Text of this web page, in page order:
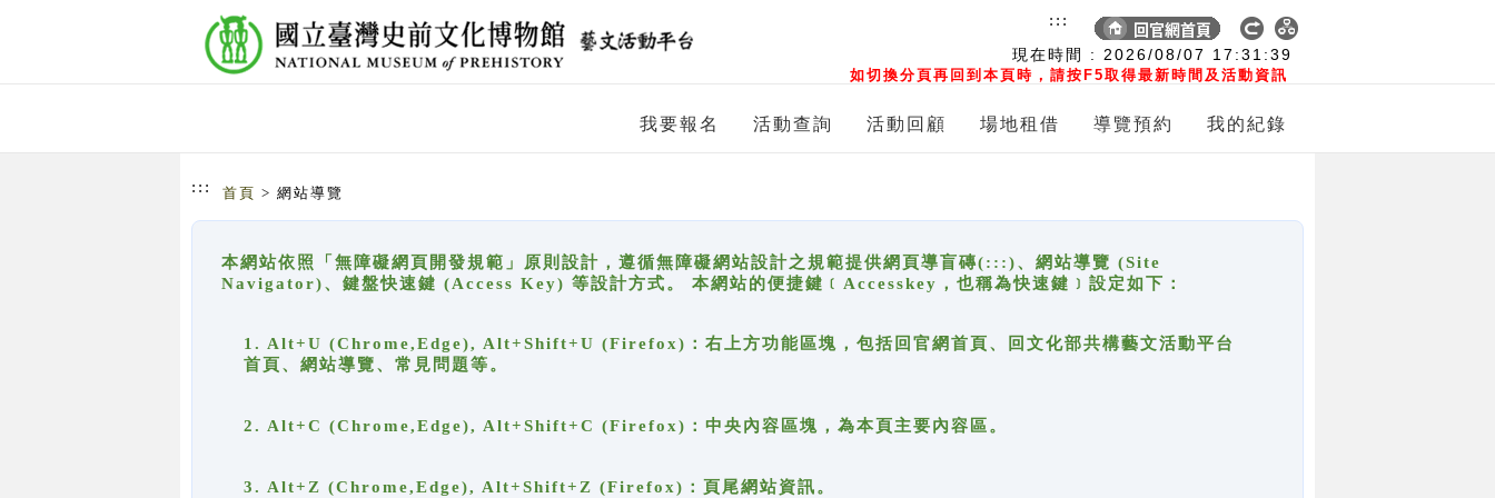
現在時間 : 2026/08/07 17:31:39
如切換分頁再回到本頁時，請按F5取得最新時間及活動資訊
:::
我要報名 活動查詢 活動回顧 場地租借 導覽預約 我的紀錄
::: 首頁 > 網站導覽
本網站依照「無障礙網頁開發規範」原則設計，遵循無障礙網站設計之規範提供網頁導盲磚(:::)、網站導覽 (Site
Navigator)、鍵盤快速鍵 (Access Key) 等設計方式。 本網站的便捷鍵﹝Accesskey，也稱為快速鍵﹞設定如下：
1. Alt+U (Chrome,Edge), Alt+Shift+U (Firefox)：右上方功能區塊，包括回官網首頁、回文化部共構藝文活動平台
首頁、網站導覽、常見問題等。
2. Alt+C (Chrome,Edge), Alt+Shift+C (Firefox)：中央內容區塊，為本頁主要內容區。
3. Alt+Z (Chrome,Edge), Alt+Shift+Z (Firefox)：頁尾網站資訊。